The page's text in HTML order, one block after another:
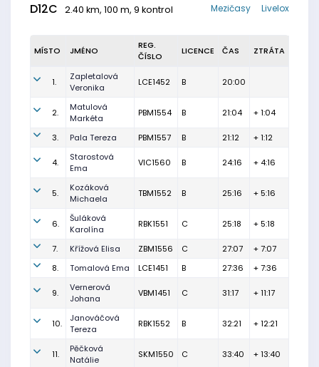
D12C 2.40 km, 100 m, 9 kontrol Livelox
Mezičasy
MÍSTO JMÉNO
REG.
ČÍSLO
LICENCE ČAS ZTRÁTA
1.
Zapletalová
Veronika
LCE1452 B 20:00
2.
Matulová
Markéta
PBM1554 B 21:04 + 1:04
3. Pala Tereza PBM1557 B 21:12 + 1:12
4.
Starostová
Ema
VIC1560 B 24:16 + 4:16
5.
Kozáková
Michaela
TBM1552 B 25:16 + 5:16
6.
Šuláková
Karolína
RBK1551 C 25:18 + 5:18
7. Křížová Elisa ZBM1556 C 27:07
+ 7:07
8.
Tomalová Ema LCE1451 B 27:36 + 7:36
9.
Vernerová
Johana
VBM1451 C 31:17 + 11:17
10.
Janováčová
Tereza
RBK1552 B 32:21 + 12:21
11.
Pěčková
Natálie
SKM1550 C 33:40 + 13:40